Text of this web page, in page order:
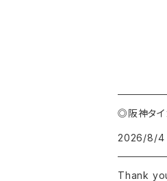
◎阪神タイ
2026/8/4
Thank